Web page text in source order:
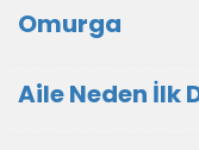
Omurga
Aile Neden İlk